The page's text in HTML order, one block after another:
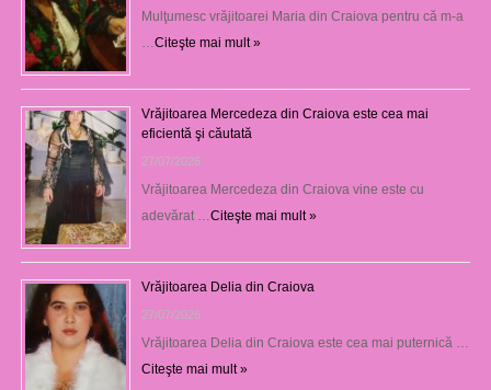
Mulţumesc vrăjitoarei Maria din Craiova pentru că m-a
Citeşte mai mult »
Vrăjitoarea Mercedeza din Craiova este cea mai
eficientă şi căutată
27/07/2026
Vrăjitoarea Mercedeza din Craiova vine este cu
adevărat … Citeşte mai mult »
Vrăjitoarea Delia din Craiova
27/07/2026
Vrăjitoarea Delia din Craiova este cea mai puternică …
Citeşte mai mult »